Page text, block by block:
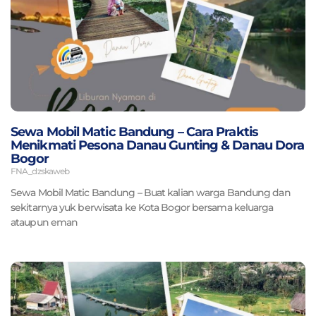
Sewa Mobil Matic Bandung – Cara Praktis
Menikmati Pesona Danau Gunting & Danau Dora
Bogor
FNA_dzskaweb
Sewa Mobil Matic Bandung – Buat kalian warga Bandung dan
sekitarnya yuk berwisata ke Kota Bogor bersama keluarga
ataupun eman